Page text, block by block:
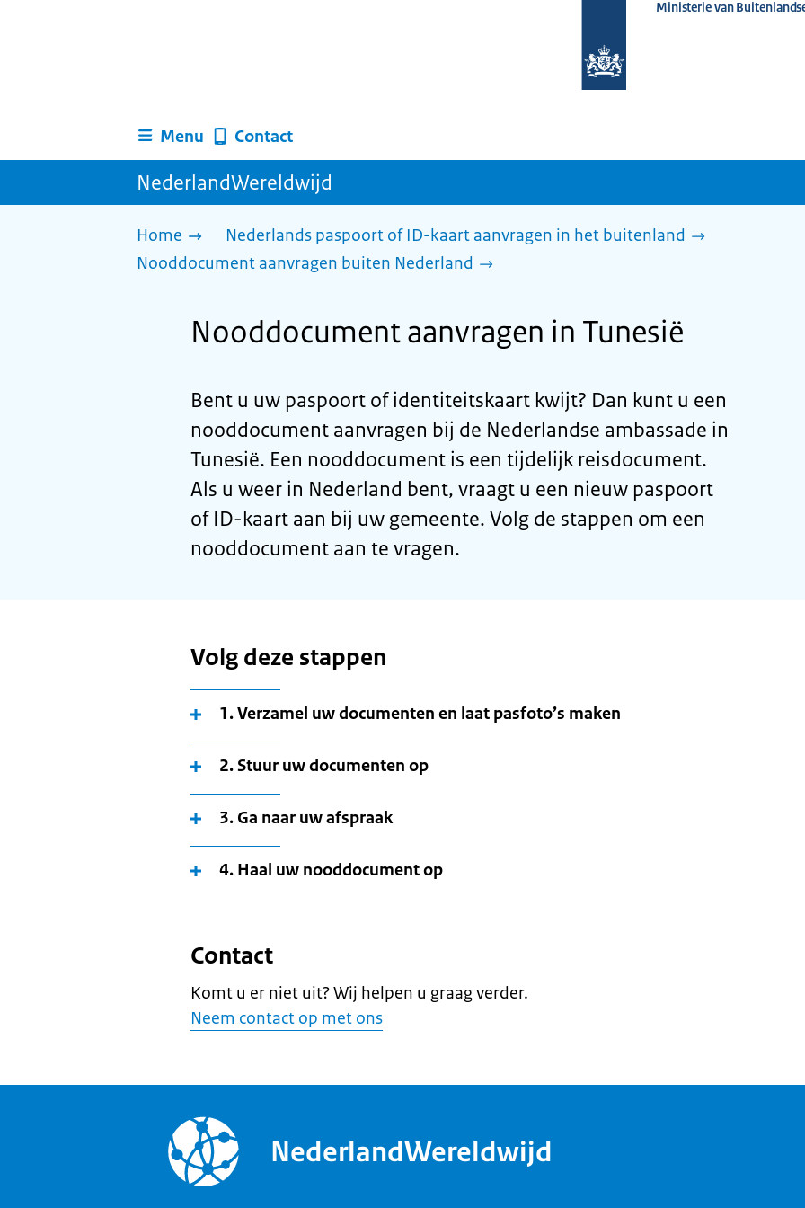
homepage
Ministerie van
Menu Contact
NederlandWereldwijd
Home
Nederlands paspoort of ID-kaart aanvragen in het buitenland
Nooddocument aanvragen buiten Nederland
Nooddocument aanvragen in Tunesië
Bent u uw paspoort of identiteitskaart kwijt? Dan kunt u een
nooddocument aanvragen bij de Nederlandse ambassade in
Tunesië. Een nooddocument is een tijdelijk reisdocument.
Als u weer in Nederland bent, vraagt u een nieuw paspoort
of ID-kaart aan bij uw gemeente. Volg de stappen om een
nooddocument aan te vragen.
Volg deze stappen
1. Verzamel uw documenten en laat pasfoto’s maken
2. Stuur uw documenten op
3. Ga naar uw afspraak
4. Haal uw nooddocument op
Contact
Komt u er niet uit? Wij helpen u graag verder.
Neem contact op met ons
NederlandWereldwijd